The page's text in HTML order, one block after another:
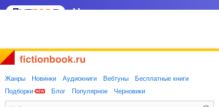
Жанры Новинки Аудиокниги Вебтуны
Бесплатные книги
Подборки
Блог Популярное Черновики